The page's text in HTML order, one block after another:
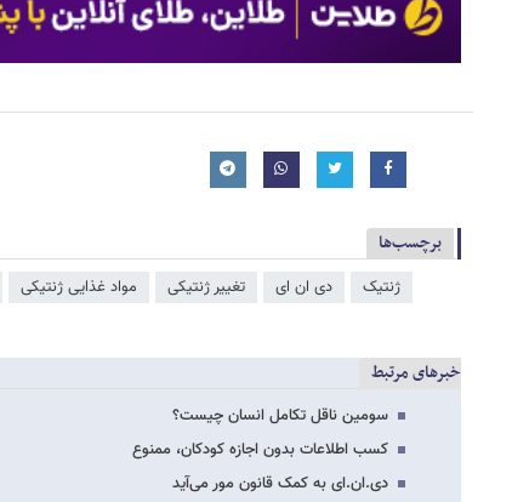
برچسب‌ها
ژنتیک دی ان ای تغییر ژنتیکی مواد غذایی ژنتیکی
خبرهای مرتبط
سومین ناقل تکامل انسان چیست؟
کسب اطلاعات بدون اجازه کودکان، ممنوع
دی.‌ان.‌ای به کمک قانون مور می‌آید